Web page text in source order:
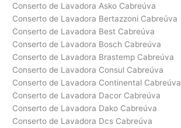
Conserto de Lavadora Asko Cabreúva
Conserto de Lavadora Bertazzoni Cabreúva
Conserto de Lavadora Best Cabreúva
Conserto de Lavadora Bosch Cabreúva
Conserto de Lavadora Brastemp Cabreúva
Conserto de Lavadora Consul Cabreúva
Conserto de Lavadora Continental Cabreúva
Conserto de Lavadora Dacor Cabreúva
Conserto de Lavadora Dako Cabreúva
Conserto de Lavadora Dcs Cabreúva